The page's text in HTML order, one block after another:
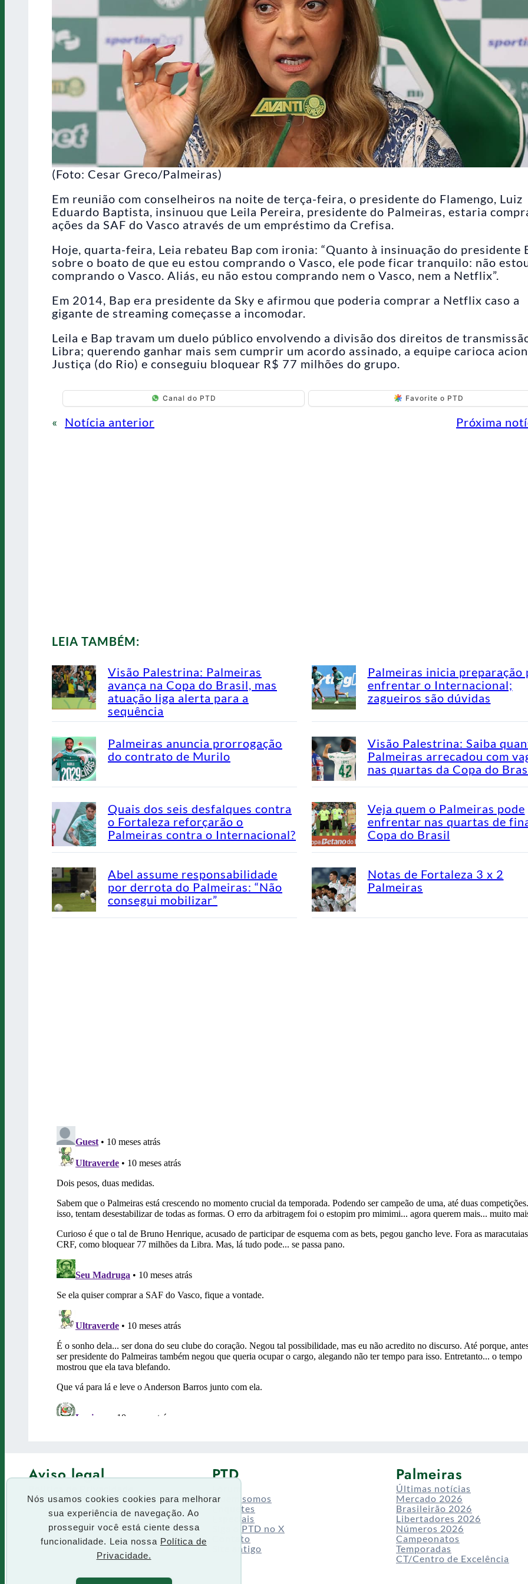
Nós usamos cookies cookies para melhorar
sua experiência de navegação. Ao
prosseguir você está ciente dessa
funcionalidade. Leia nossa Política de
Privacidade.
(Foto: Cesar Greco/Palmeiras)
Em reunião com conselheiros na noite de terça-feira, o presidente do Flamengo, Luiz
Eduardo Baptista, insinuou que Leila Pereira, presidente do Palmeiras, estaria
ações da SAF do Vasco através de um empréstimo da Crefisa.
Hoje, quarta-feira, Leia rebateu Bap com ironia: “Quanto à insinuação do presidente
sobre o boato de que eu estou comprando o Vasco, ele pode ficar tranquilo: não
comprando o Vasco. Aliás, eu não estou comprando nem o Vasco, nem a Netflix”.
Em 2014, Bap era presidente da Sky e afirmou que poderia comprar a Netflix caso a
gigante de streaming começasse a incomodar.
Leila e Bap travam um duelo público envolvendo a divisão dos direitos de
Libra; querendo ganhar mais sem cumprir um acordo assinado, a equipe carioca
Justiça (do Rio) e conseguiu bloquear R$ 77 milhões do grupo.
Canal do PTD Favorite o PTD
« Notícia anterior Próxima
LEIA TAMBÉM:
Visão Palestrina: Palmeiras
avança na Copa do Brasil, mas
atuação liga alerta para a
sequência
Palmeiras inicia preparação
enfrentar o Internacional;
zagueiros são dúvidas
Palmeiras anuncia prorrogação
do contrato de Murilo
Visão Palestrina: Saiba
Palmeiras arrecadou com
nas quartas da Copa do
Quais dos seis desfalques contra
o Fortaleza reforçarão o
Palmeiras contra o Internacional?
Veja quem o Palmeiras pode
enfrentar nas quartas de
Copa do Brasil
Abel assume responsabilidade
por derrota do Palmeiras: “Não
consegui mobilizar”
Notas de Fortaleza 3 x 2
Palmeiras
Aviso legal
Termos de uso
PTD
Quem somos
Enquetes
Especiais
Siga o PTD no X
Contato
Site antigo
Palmeiras
Últimas notícias
Mercado 2026
Brasileirão 2026
Libertadores 2026
Números 2026
Campeonatos
Temporadas
CT/Centro de Excelência